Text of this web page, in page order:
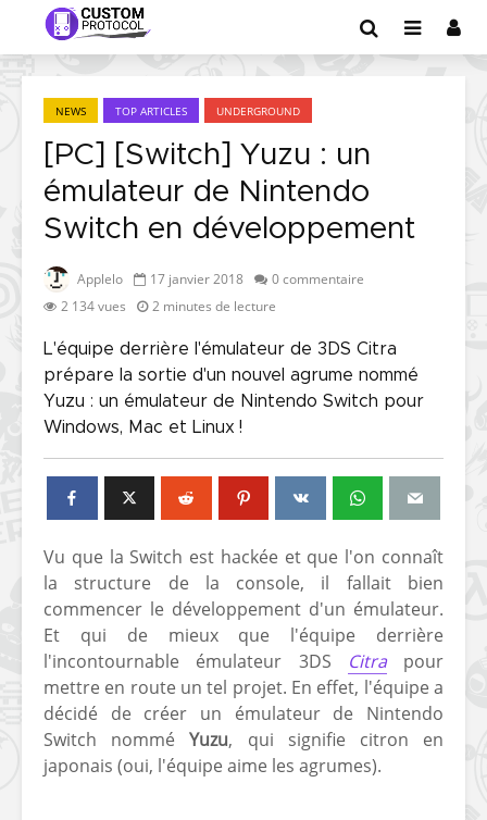
NEWS TOP ARTICLES UNDERGROUND
[PC] [Switch] Yuzu : un
émulateur de Nintendo
Switch en développement
Applelo 17 janvier 2018
0 commentaire
2 134 vues
2 minutes de lecture
L'équipe derrière l'émulateur de 3DS Citra
prépare la sortie d'un nouvel agrume nommé
Yuzu : un émulateur de Nintendo Switch pour
Windows, Mac et Linux !
Vu que la Switch est hackée et que l'on connaît
la structure de la console, il fallait bien
commencer le développement d'un émulateur.
Et qui de mieux que l'équipe derrière
l'incontournable émulateur 3DS
Citrapour
mettre en route un tel projet. En effet, l'équipe a
décidé de créer un émulateur de Nintendo
Switch nomméYuzu, qui signifie citron en
japonais (oui, l'équipe aime les agrumes).